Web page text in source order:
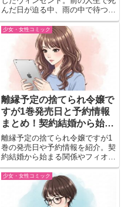
んだ日が迫る中、雨の中で待つオ
リアナの前に現れた人物とは。切
なくも希望を描く第7巻。
少女・女性コミック
離縁予定の捨てられ令嬢で
すが1巻発売日と予約情報
まとめ！契約結婚から始ま
る溺愛ストーリー
離縁予定の捨てられ令嬢ですが1
巻の発売日や予約情報を紹介。契
約結婚から始まる関係やフィオナ
とセドリックの距離の変化をわか
りやすくまとめた記事。
少女・女性コミック